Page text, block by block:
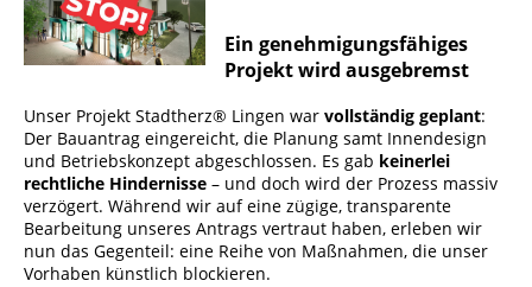
Ein genehmigungsfähiges
Projekt wird ausgebremst
Unser Projekt Stadtherz® Lingen war vollständig geplant:
Der Bauantrag eingereicht, die Planung samt Innendesign
und Betriebskonzept abgeschlossen. Es gab keinerlei
rechtliche Hindernisse – und doch wird der Prozess massiv
verzögert. Während wir auf eine zügige, transparente
Bearbeitung unseres Antrags vertraut haben, erleben wir
nun das Gegenteil: eine Reihe von Maßnahmen, die unser
Vorhaben künstlich blockieren.